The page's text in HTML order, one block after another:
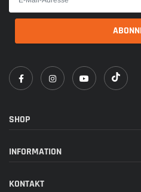
SHOP
INFORMATION
KONTAKT